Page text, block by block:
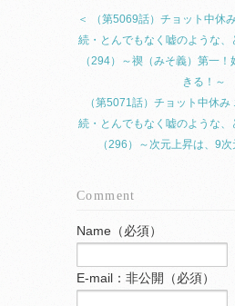
＜ （第5069話）チョット中休
続・とんでもなく嘘のような
（294）～禊（みそ義）第一
きる！～
（第5071話）チョット中休
続・とんでもなく嘘のような
（296）～次元上昇は、9
Comment
Name（必須）
E-mail：非公開（必須）